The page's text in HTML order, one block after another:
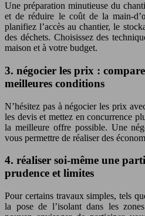
Une préparation minutieuse du
et de réduire le coût de la main-
planifiez l’accès au chantier, le
des déchets. Choisissez des
maison et à votre budget.
3. négocier les prix :
meilleures conditions
N’hésitez pas à négocier les prix
les devis et mettez en concurrence
la meilleure offre possible. Une
vous permettre de réaliser des
4. réaliser soi-même une
prudence et limites
Pour certains travaux simples, tels
la pose de l’isolant dans les